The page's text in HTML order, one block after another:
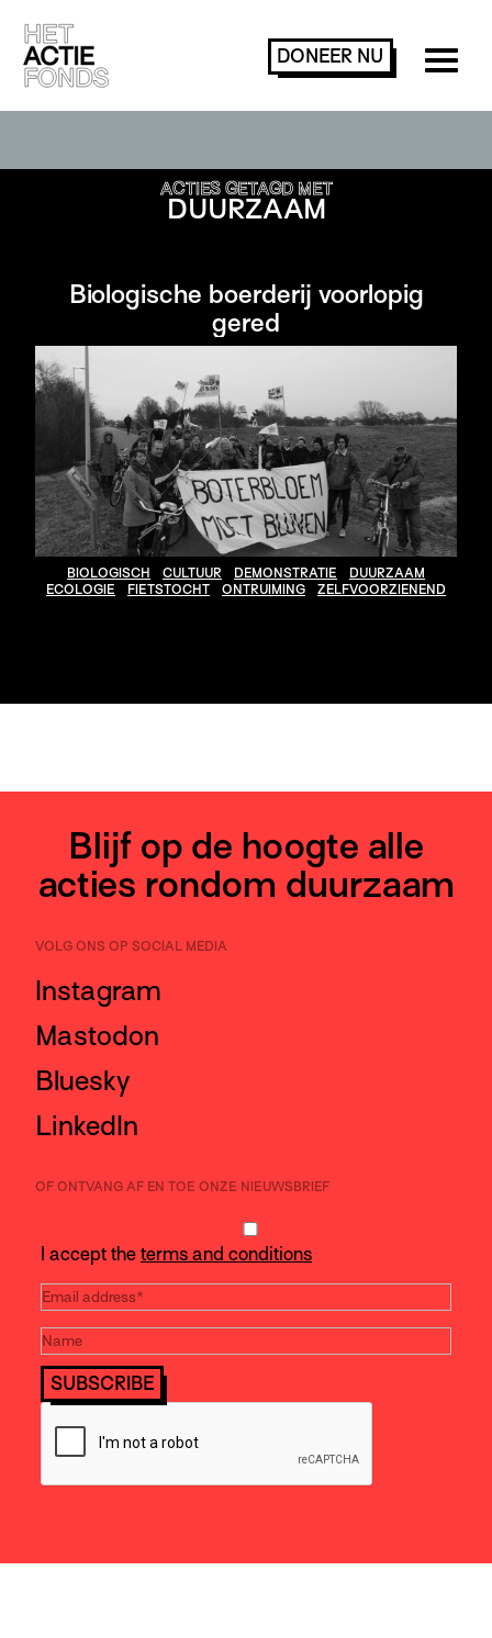
DONEER NU
ACTIES GETAGD MET
DUURZAAM
Biologische boerderij voorlopig
gered
BIOLOGISCH CULTUUR DEMONSTRATIE
DUURZAAM
ECOLOGIE
FIETSTOCHT ONTRUIMING ZELFVOORZIENEND
Blijf op de hoogte alle
acties rondom duurzaam
VOLG ONS OP SOCIAL MEDIA
Instagram
Mastodon
Bluesky
LinkedIn
OF ONTVANG AF EN TOE ONZE NIEUWSBRIEF
I accept the terms and conditions
SUBSCRIBE